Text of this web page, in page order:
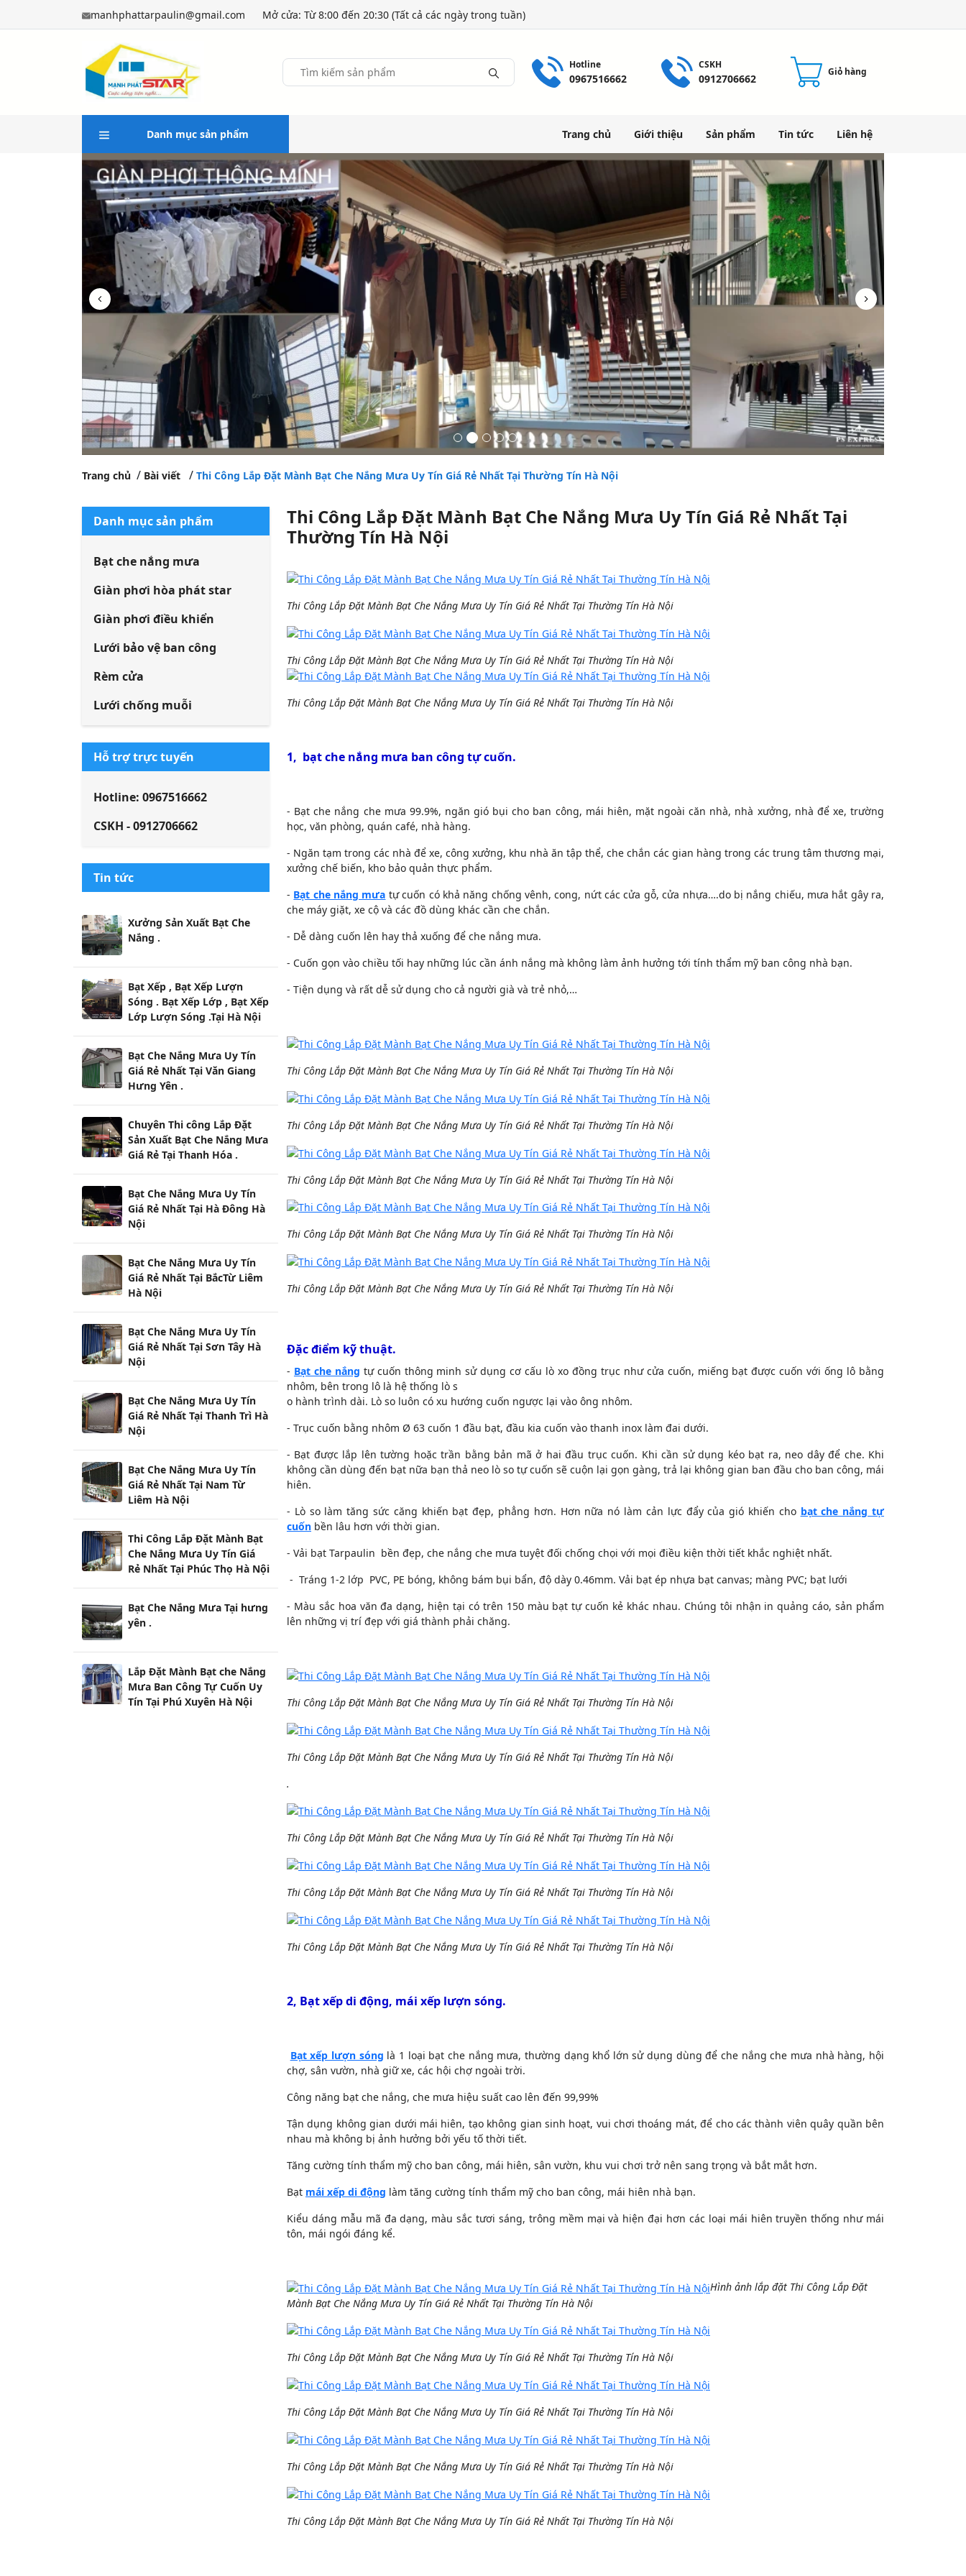
manhphattarpaulin@gmail.com Mở cửa: Từ 8:00 đến 20:30 (Tất cả các ngày trong tuần)
Hotline
0967516662
CSKH
0912706662 Giỏ hàng
Danh mục sản phẩm Trang chủ Giới thiệu Sản phẩm Tin tức Liên hệ
Trang chủ Bài viết Thi Công Lắp Đặt Mành Bạt Che Nắng Mưa Uy Tín Giá Rẻ Nhất Tại Thường Tín Hà Nội
Danh mục sản phẩm
Bạt che nắng mưa
Giàn phơi hòa phát star
Giàn phơi điều khiển
Lưới bảo vệ ban công
Rèm cửa
Lưới chống muỗi
Hỗ trợ trực tuyến
Hotline: 0967516662
CSKH - 0912706662
Tin tức
Xưởng Sản Xuất Bạt Che
Nắng .
Bạt Xếp , Bạt Xếp Lượn
Sóng . Bạt Xếp Lớp , Bạt Xếp
Lớp Lượn Sóng .Tại Hà Nội
Bạt Che Nắng Mưa Uy Tín
Giá Rẻ Nhất Tại Văn Giang
Hưng Yên .
Chuyên Thi công Lắp Đặt
Sản Xuất Bạt Che Nắng Mưa
Giá Rẻ Tại Thanh Hóa .
Bạt Che Nắng Mưa Uy Tín
Giá Rẻ Nhất Tại Hà Đông Hà
Nội
Bạt Che Nắng Mưa Uy Tín
Giá Rẻ Nhất Tại BắcTừ Liêm
Hà Nội
Bạt Che Nắng Mưa Uy Tín
Giá Rẻ Nhất Tại Sơn Tây Hà
Nội
Bạt Che Nắng Mưa Uy Tín
Giá Rẻ Nhất Tại Thanh Trì Hà
Nội
Bạt Che Nắng Mưa Uy Tín
Giá Rẻ Nhất Tại Nam Từ
Liêm Hà Nội
Thi Công Lắp Đặt Mành Bạt
Che Nắng Mưa Uy Tín Giá
Rẻ Nhất Tại Phúc Thọ Hà Nội
Bạt Che Nắng Mưa Tại hưng
yên .
Lắp Đặt Mành Bạt che Nắng
Mưa Ban Công Tự Cuốn Uy
Tín Tại Phú Xuyên Hà Nội
Thi Công Lắp Đặt Mành Bạt Che Nắng Mưa Uy Tín Giá Rẻ Nhất Tại
Thường Tín Hà Nội
Thi Công Lắp Đặt Mành Bạt Che Nắng Mưa Uy Tín Giá Rẻ Nhất Tại Thường Tín Hà Nội
Thi Công Lắp Đặt Mành Bạt Che Nắng Mưa Uy Tín Giá Rẻ Nhất Tại Thường Tín Hà Nội
Thi Công Lắp Đặt Mành Bạt Che Nắng Mưa Uy Tín Giá Rẻ Nhất Tại Thường Tín Hà Nội
1, bạt che nắng mưa ban công tự cuốn.
- Bạt che nắng che mưa 99.9%, ngăn gió bụi cho ban công, mái hiên, mặt ngoài căn nhà, nhà xưởng, nhà để xe, trường
học, văn phòng, quán café, nhà hàng.
- Ngăn tạm trong các nhà để xe, công xưởng, khu nhà ăn tập thể, che chắn các gian hàng trong các trung tâm thương mại,
xưởng chế biến, kho bảo quản thực phẩm.
- Bạt che nắng mưa tự cuốn có khả năng chống vênh, cong, nứt các cửa gỗ, cửa nhựa….do bị nắng chiếu, mưa hắt gây ra,
che máy giặt, xe cộ và các đồ dùng khác cần che chắn.
- Dễ dàng cuốn lên hay thả xuống để che nắng mưa.
- Cuốn gọn vào chiều tối hay những lúc cần ánh nắng mà không làm ảnh hưởng tới tính thẩm mỹ ban công nhà bạn.
- Tiện dụng và rất dễ sử dụng cho cả người già và trẻ nhỏ,…
Thi Công Lắp Đặt Mành Bạt Che Nắng Mưa Uy Tín Giá Rẻ Nhất Tại Thường Tín Hà Nội
Thi Công Lắp Đặt Mành Bạt Che Nắng Mưa Uy Tín Giá Rẻ Nhất Tại Thường Tín Hà Nội
Thi Công Lắp Đặt Mành Bạt Che Nắng Mưa Uy Tín Giá Rẻ Nhất Tại Thường Tín Hà Nội
Thi Công Lắp Đặt Mành Bạt Che Nắng Mưa Uy Tín Giá Rẻ Nhất Tại Thường Tín Hà Nội
Thi Công Lắp Đặt Mành Bạt Che Nắng Mưa Uy Tín Giá Rẻ Nhất Tại Thường Tín Hà Nội
Đặc điểm kỹ thuật.
- Bạt che nắng tự cuốn thông minh sử dụng cơ cấu lò xo đồng trục như cửa cuốn, miếng bạt được cuốn với ống lô bằng
nhôm, bên trong lô là hệ thống lò s
o hành trình dài. Lò so luôn có xu hướng cuốn ngược lại vào ông nhôm.
- Trục cuốn bằng nhôm Ø 63 cuốn 1 đầu bạt, đầu kia cuốn vào thanh inox làm đai dưới.
- Bạt được lắp lên tường hoặc trần bằng bản mã ở hai đầu trục cuốn. Khi cần sử dụng kéo bạt ra, neo dây để che. Khi
không cần dùng đến bạt nữa bạn thả neo lò so tự cuốn sẽ cuộn lại gọn gàng, trả lại không gian ban đầu cho ban công, mái
hiên.
- Lò so làm tăng sức căng khiến bạt đẹp, phẳng hơn. Hơn nữa nó làm cản lực đẩy của gió khiến cho bạt che nắng tự
cuốn bền lâu hơn với thời gian.
- Vải bạt Tarpaulin bền đẹp, che nắng che mưa tuyệt đối chống chọi với mọi điều kiện thời tiết khắc nghiệt nhất.
- Tráng 1-2 lớp PVC, PE bóng, không bám bụi bẩn, độ dày 0.46mm. Vải bạt ép nhựa bạt canvas; màng PVC; bạt lưới
- Màu sắc hoa văn đa dạng, hiện tại có trên 150 màu bạt tự cuốn kẻ khác nhau. Chúng tôi nhận in quảng cáo, sản phẩm
lên những vị trí đẹp với giá thành phải chăng.
Thi Công Lắp Đặt Mành Bạt Che Nắng Mưa Uy Tín Giá Rẻ Nhất Tại Thường Tín Hà Nội
Thi Công Lắp Đặt Mành Bạt Che Nắng Mưa Uy Tín Giá Rẻ Nhất Tại Thường Tín Hà Nội
.
Thi Công Lắp Đặt Mành Bạt Che Nắng Mưa Uy Tín Giá Rẻ Nhất Tại Thường Tín Hà Nội
Thi Công Lắp Đặt Mành Bạt Che Nắng Mưa Uy Tín Giá Rẻ Nhất Tại Thường Tín Hà Nội
Thi Công Lắp Đặt Mành Bạt Che Nắng Mưa Uy Tín Giá Rẻ Nhất Tại Thường Tín Hà Nội
2, Bạt xếp di động, mái xếp lượn sóng.
Bạt xếp lượn sóng là 1 loại bạt che nắng mưa, thường dạng khổ lớn sử dụng dùng để che nắng che mưa nhà hàng, hội
chợ, sân vườn, nhà giữ xe, các hội chợ ngoài trời.
Công năng bạt che nắng, che mưa hiệu suất cao lên đến 99,99%
Tận dụng không gian dưới mái hiên, tạo không gian sinh hoạt, vui chơi thoáng mát, để cho các thành viên quây quần bên
nhau mà không bị ảnh hưởng bởi yếu tố thời tiết.
Tăng cường tính thẩm mỹ cho ban công, mái hiên, sân vườn, khu vui chơi trở nên sang trọng và bắt mắt hơn.
Bạt mái xếp di động làm tăng cường tính thẩm mỹ cho ban công, mái hiên nhà bạn.
Kiểu dáng mẫu mã đa dạng, màu sắc tươi sáng, trông mềm mại và hiện đại hơn các loại mái hiên truyền thống như mái
tôn, mái ngói đáng kể.
Hình ảnh lắp đặt Thi Công Lắp Đặt
Mành Bạt Che Nắng Mưa Uy Tín Giá Rẻ Nhất Tại Thường Tín Hà Nội
Thi Công Lắp Đặt Mành Bạt Che Nắng Mưa Uy Tín Giá Rẻ Nhất Tại Thường Tín Hà Nội
Thi Công Lắp Đặt Mành Bạt Che Nắng Mưa Uy Tín Giá Rẻ Nhất Tại Thường Tín Hà Nội
Thi Công Lắp Đặt Mành Bạt Che Nắng Mưa Uy Tín Giá Rẻ Nhất Tại Thường Tín Hà Nội
Thi Công Lắp Đặt Mành Bạt Che Nắng Mưa Uy Tín Giá Rẻ Nhất Tại Thường Tín Hà Nội